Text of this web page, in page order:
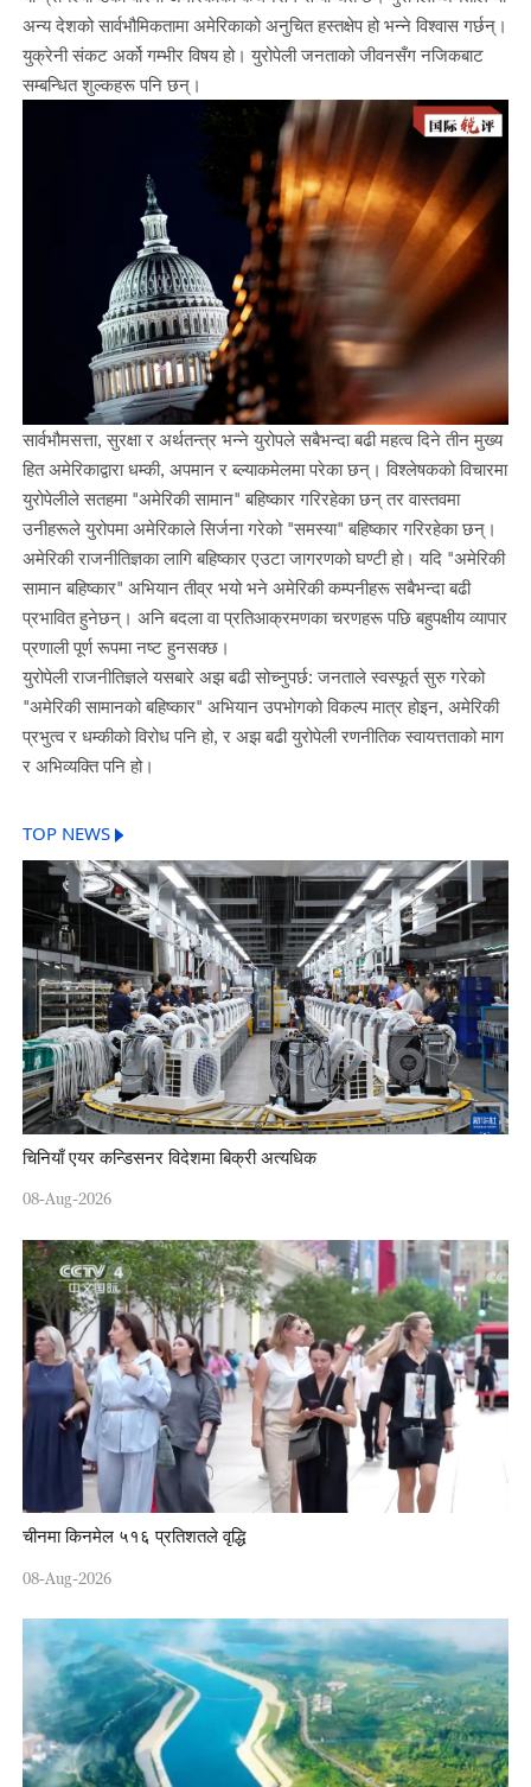
अन्य देशको सार्वभौमिकतामा अमेरिकाको अनुचित हस्तक्षेप हो भन्ने विश्वास गर्छन्।
युक्रेनी संकट अर्को गम्भीर विषय हो। युरोपेली जनताको जीवनसँग नजिकबाट
सम्बन्धित शुल्कहरू पनि छन्।
सार्वभौमसत्ता, सुरक्षा र अर्थतन्त्र भन्ने युरोपले सबैभन्दा बढी महत्व दिने तीन मुख्य
हित अमेरिकाद्वारा धम्की, अपमान र ब्ल्याकमेलमा परेका छन्। विश्लेषकको विचारमा
युरोपेलीले सतहमा "अमेरिकी सामान" बहिष्कार गरिरहेका छन् तर वास्तवमा
उनीहरूले युरोपमा अमेरिकाले सिर्जना गरेको "समस्या" बहिष्कार गरिरहेका छन्।
अमेरिकी राजनीतिज्ञका लागि बहिष्कार एउटा जागरणको घण्टी हो। यदि "अमेरिकी
सामान बहिष्कार" अभियान तीव्र भयो भने अमेरिकी कम्पनीहरू सबैभन्दा बढी
प्रभावित हुनेछन्। अनि बदला वा प्रतिआक्रमणका चरणहरू पछि बहुपक्षीय व्यापार
प्रणाली पूर्ण रूपमा नष्ट हुनसक्छ।
युरोपेली राजनीतिज्ञले यसबारे अझ बढी सोच्नुपर्छ: जनताले स्वस्फूर्त सुरु गरेको
"अमेरिकी सामानको बहिष्कार" अभियान उपभोगको विकल्प मात्र होइन, अमेरिकी
प्रभुत्व र धम्कीको विरोध पनि हो, र अझ बढी युरोपेली रणनीतिक स्वायत्तताको माग
र अभिव्यक्ति पनि हो।
TOP NEWS
चिनियाँ एयर कन्डिसनर विदेशमा बिक्री अत्यधिक
08-Aug-2026
चीनमा किनमेल ५१६ प्रतिशतले वृद्धि
08-Aug-2026